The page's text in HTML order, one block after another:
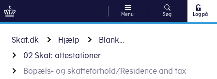
Gå til indhold
Menu Søg Log på
Skat.dk Hjælp
Blanketter
02 Skat: attestationer
Bopæls- og skatteforhold/Residence and tax